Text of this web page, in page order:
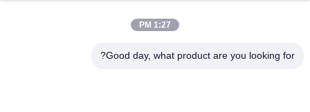
احصل على أفضل سعر1:27 PM
Good day, what product are you looking for?